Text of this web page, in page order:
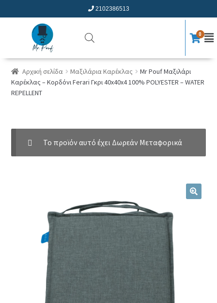
2102386513
0
Αρχική σελίδα Μαξιλάρια Καρέκλας
Mr Pouf Μαξιλάρι
Καρέκλας – Κορδόνι Ferari Γκρι 40x40x4 100% POLYESTER – WATER
REPELLENT
Το προϊόν αυτό έχει Δωρεάν Μεταφορικά